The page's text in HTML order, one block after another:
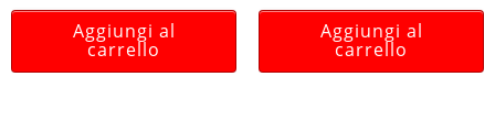
Aggiungi al
carrello
Aggiungi al
carrello